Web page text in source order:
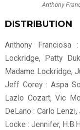
Anthony
DISTRIBUTION
Anthony
Lockridge, Patty
Madame Lockridge,
Jeff Corey : Aspa
Lazlo Cozart, Vic
DeLano : Carlo
Locke : Jennifer,